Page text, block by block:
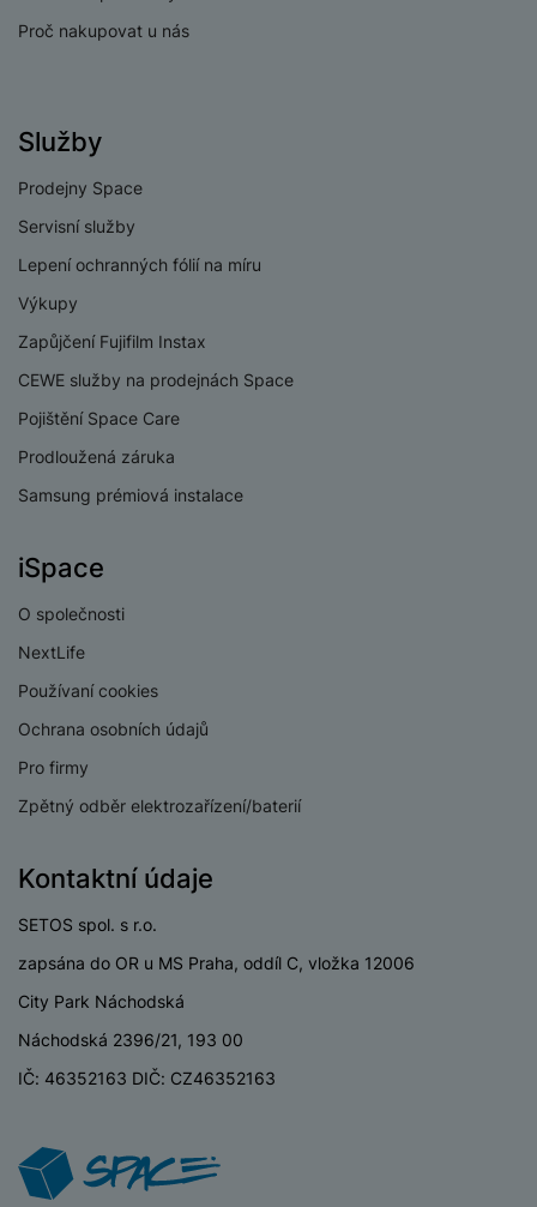
Proč nakupovat u nás
Služby
Prodejny Space
Servisní služby
Lepení ochranných fólií na míru
Výkupy
Zapůjčení Fujifilm Instax
CEWE služby na prodejnách Space
Pojištění Space Care
Prodloužená záruka
Samsung prémiová instalace
iSpace
O společnosti
NextLife
Používaní cookies
Ochrana osobních údajů
Pro firmy
Zpětný odběr elektrozařízení/baterií
Kontaktní údaje
SETOS spol. s r.o.
zapsána do OR u MS Praha, oddíl C, vložka 12006
City Park Náchodská
Náchodská 2396/21, 193 00
IČ: 46352163 DIČ: CZ46352163